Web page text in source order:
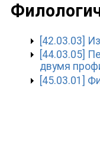
[42.03.03]
[44.03.05]
двумя
[45.03.01]